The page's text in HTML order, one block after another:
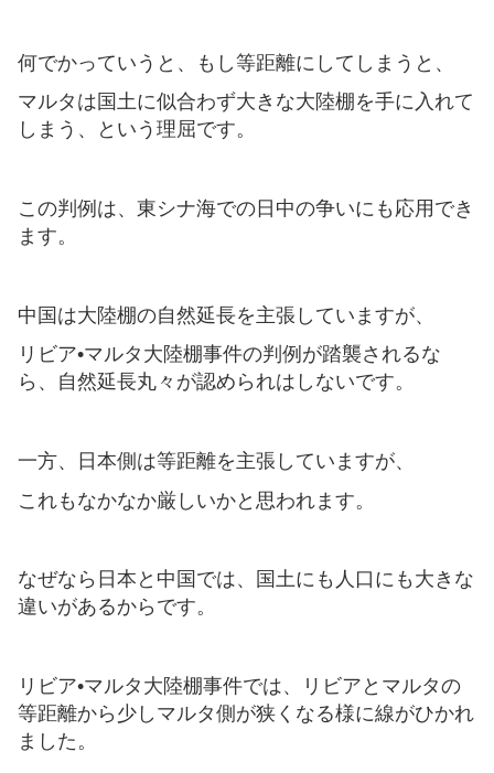
何でかっていうと、もし等距離にしてしまうと、
マルタは国土に似合わず大きな大陸棚を手に入れて
しまう、という理屈です。
この判例は、東シナ海での日中の争いにも応用でき
ます。
中国は大陸棚の自然延長を主張していますが、
リビア•マルタ大陸棚事件の判例が踏襲されるな
ら、自然延長丸々が認められはしないです。
一方、日本側は等距離を主張していますが、
これもなかなか厳しいかと思われます。
なぜなら日本と中国では、国土にも人口にも大きな
違いがあるからです。
リビア•マルタ大陸棚事件では、リビアとマルタの
等距離から少しマルタ側が狭くなる様に線がひかれ
ました。